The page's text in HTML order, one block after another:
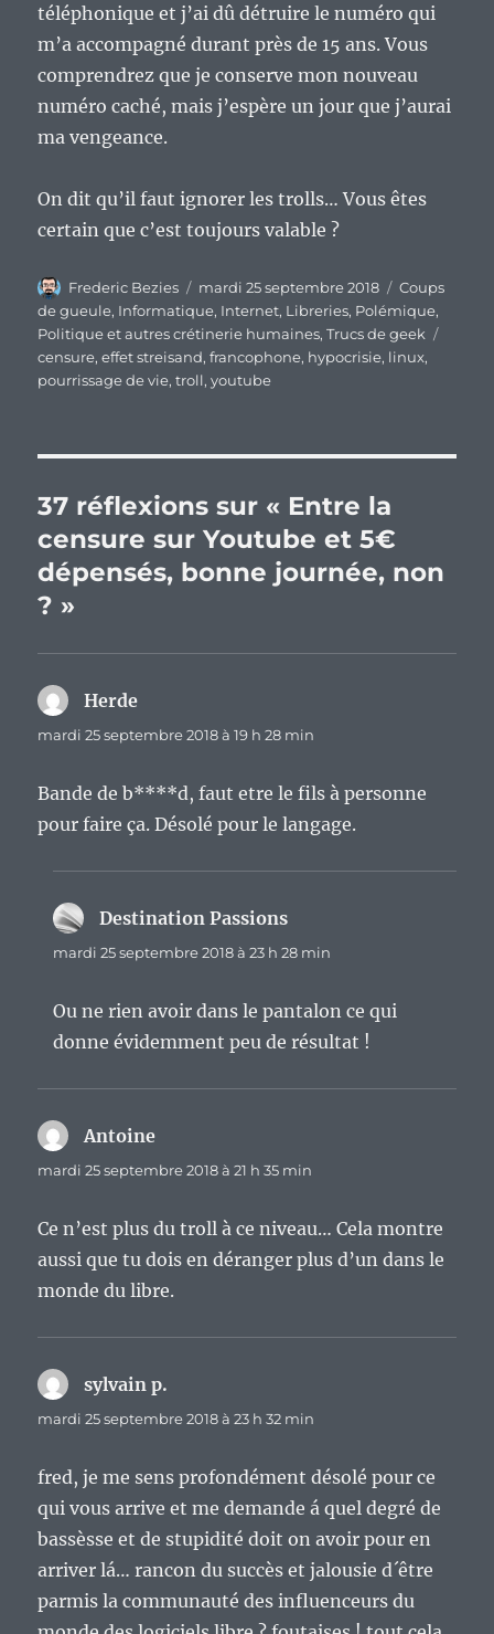
téléphonique et j’ai dû détruire le numéro qui
m’a accompagné durant près de 15 ans. Vous
comprendrez que je conserve mon nouveau
numéro caché, mais j’espère un jour que j’aurai
ma vengeance.
On dit qu’il faut ignorer les trolls… Vous êtes
certain que c’est toujours valable ?
Auteur
Frederic Bezies
Publié
le
mardi 25 septembre 2018 Catégories
Coups
de gueule, Informatique, Internet, Libreries, Polémique,
Politique et autres crétinerie humaines,Trucs de geek
censure,effet streisand,francophone, hypocrisie, linux,
pourrissage de vie,troll,youtube
37 réflexions sur « Entre la
censure sur Youtube et 5€
dépensés, bonne journée, non
? »
Herde
mardi 25 septembre 2018 à 19 h 28 min
Bande de b****d, faut etre le fils à personne
pour faire ça. Désolé pour le langage.
Destination Passions
mardi 25 septembre 2018 à 23 h 28 min
Ou ne rien avoir dans le pantalon ce qui
donne évidemment peu de résultat !
Antoine
mardi 25 septembre 2018 à 21 h 35 min
Ce n’est plus du troll à ce niveau… Cela montre
aussi que tu dois en déranger plus d’un dans le
monde du libre.
sylvain p.
mardi 25 septembre 2018 à 23 h 32 min
fred, je me sens profondément désolé pour ce
qui vous arrive et me demande á quel degré de
bassèsse et de stupidité doit on avoir pour en
arriver lá… rancon du succès et jalousie d´être
parmis la communauté des influenceurs du